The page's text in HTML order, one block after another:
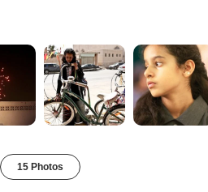
15 Photos